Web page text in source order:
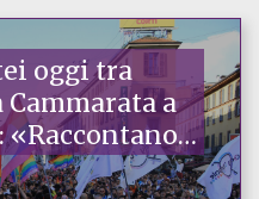
oggi tra
a
«Raccontano